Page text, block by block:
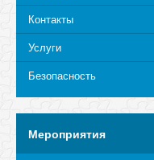
Контакты
Услуги
Безопасность
Мероприятия